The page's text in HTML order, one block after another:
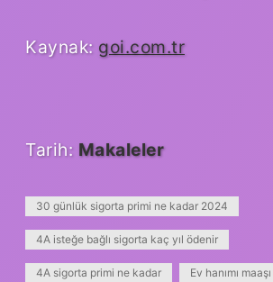
Kaynak: goi.com.tr
Tarih: Makaleler
30 günlük sigorta primi ne kadar 2024
4A isteğe bağlı sigorta kaç yıl ödenir
4A sigorta primi ne kadar Ev hanımı